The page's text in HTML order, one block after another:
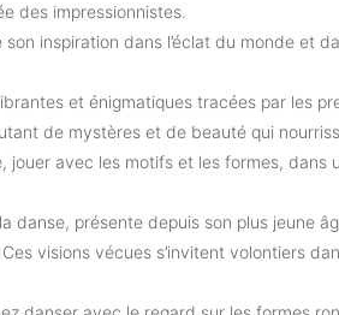
des impressionnistes.
inspiration dans l’éclat du monde et
et énigmatiques tracées par les
de mystères et de beauté qui
jouer avec les motifs et les formes, dans
danse, présente depuis son plus jeune
visions vécues s’invitent volontiers